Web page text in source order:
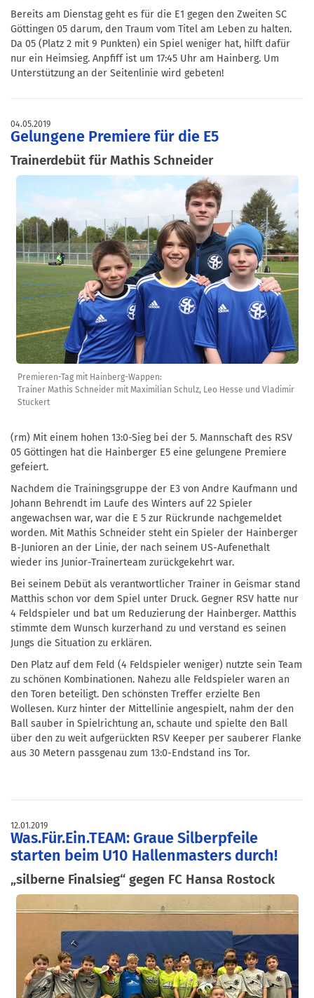
Bereits am Dienstag geht es für die E1 gegen den Zweiten SC
Göttingen 05 darum, den Traum vom Titel am Leben zu halten.
Da 05 (Platz 2 mit 9 Punkten) ein Spiel weniger hat, hilft dafür
nur ein Heimsieg. Anpfiff ist um 17:45 Uhr am Hainberg. Um
Unterstützung an der Seitenlinie wird gebeten!
04.05.2019
Gelungene Premiere für die E5
Trainerdebüt für Mathis Schneider
Premieren-Tag mit Hainberg-Wappen:
Trainer Mathis Schneider mit Maximilian Schulz, Leo Hesse und Vladimir
Stuckert
(rm) Mit einem hohen 13:0-Sieg bei der 5. Mannschaft des RSV
05 Göttingen hat die Hainberger E5 eine gelungene Premiere
gefeiert.
Nachdem die Trainingsgruppe der E3 von Andre Kaufmann und
Johann Behrendt im Laufe des Winters auf 22 Spieler
angewachsen war, war die E 5 zur Rückrunde nachgemeldet
worden. Mit Mathis Schneider steht ein Spieler der Hainberger
B-Junioren an der Linie, der nach seinem US-Aufenethalt
wieder ins Junior-Trainerteam zurückgekehrt war.
Bei seinem Debüt als verantwortlicher Trainer in Geismar stand
Matthis schon vor dem Spiel unter Druck. Gegner RSV hatte nur
4 Feldspieler und bat um Reduzierung der Hainberger. Matthis
stimmte dem Wunsch kurzerhand zu und verstand es seinen
Jungs die Situation zu erklären.
Den Platz auf dem Feld (4 Feldspieler weniger) nutzte sein Team
zu schönen Kombinationen. Nahezu alle Feldspieler waren an
den Toren beteiligt. Den schönsten Treffer erzielte Ben
Wollesen. Kurz hinter der Mittellinie angespielt, nahm der den
Ball sauber in Spielrichtung an, schaute und spielte den Ball
über den zu weit aufgerückten RSV Keeper per sauberer Flanke
aus 30 Metern passgenau zum 13:0-Endstand ins Tor.
12.01.2019
Was.Für.Ein.TEAM: Graue Silberpfeile
starten beim U10 Hallenmasters durch!
„silberne Finalsieg“ gegen FC Hansa Rostock